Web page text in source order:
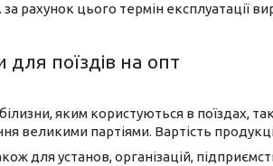
рахунок цього термін експлуатації
поїздів на опт
яким користуються в поїздах,
великими партіями. Вартість
для установ, організацій,